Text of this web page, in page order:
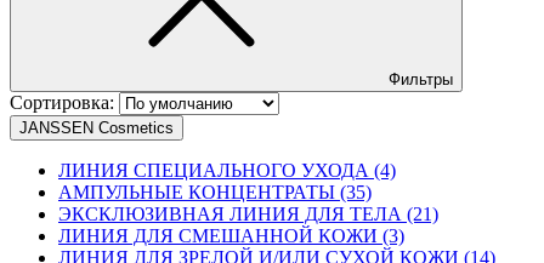
Фильтры
Сортировка:
JANSSEN Cosmetics
ЛИНИЯ СПЕЦИАЛЬНОГО УХОДА (4)
АМПУЛЬНЫЕ КОНЦЕНТРАТЫ (35)
ЭКСКЛЮЗИВНАЯ ЛИНИЯ ДЛЯ ТЕЛА (21)
ЛИНИЯ ДЛЯ СМЕШАННОЙ КОЖИ (3)
ЛИНИЯ ДЛЯ ЗРЕЛОЙ И/ИЛИ СУХОЙ КОЖИ (14)